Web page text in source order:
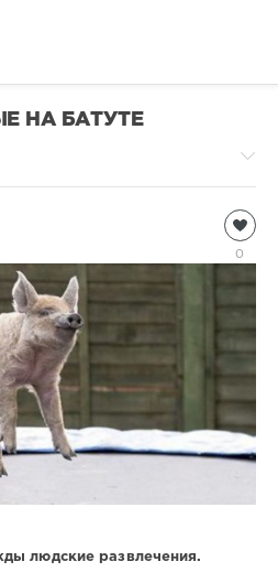
НА БАТУТЕ
0
людские развлечения.